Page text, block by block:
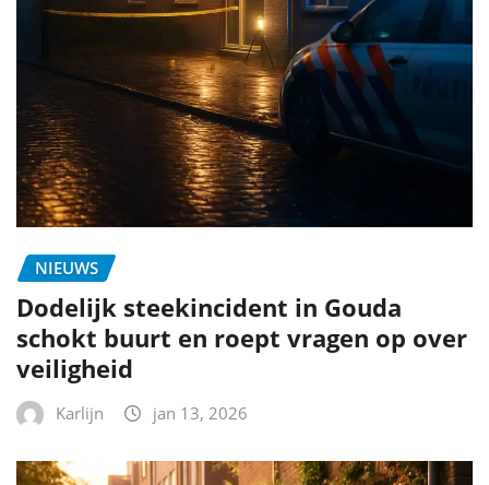
NIEUWS
Dodelijk steekincident in Gouda
schokt buurt en roept vragen op over
veiligheid
Karlijn jan 13, 2026